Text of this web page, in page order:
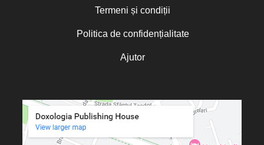
Termeni și condiții
Politica de confidențialitate
Ajutor